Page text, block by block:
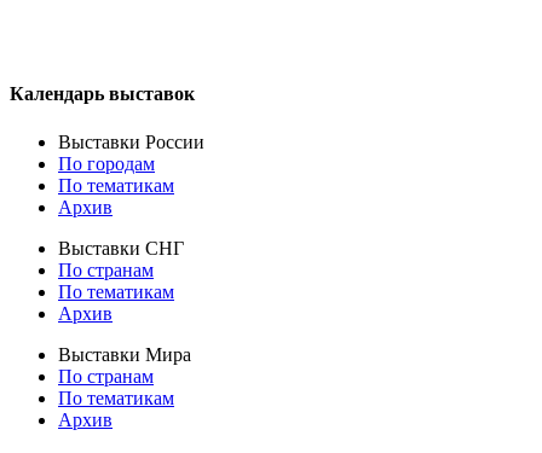
Календарь выставок
Выставки России
По городам
По тематикам
Архив
Выставки СНГ
По странам
По тематикам
Архив
Выставки Мира
По странам
По тематикам
Архив